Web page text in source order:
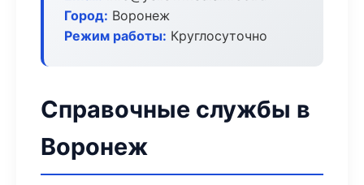
Город: Воронеж
Режим работы: Круглосуточно
Справочные службы в
Воронеж